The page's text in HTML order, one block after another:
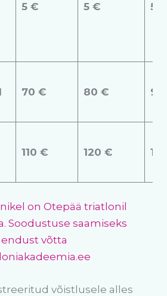
5 € 5 € 5 €
70 € 80 € 90
110 € 120 €
on Otepää triatlonil
Soodustuse saamiseks
võtta
võistlusele alles